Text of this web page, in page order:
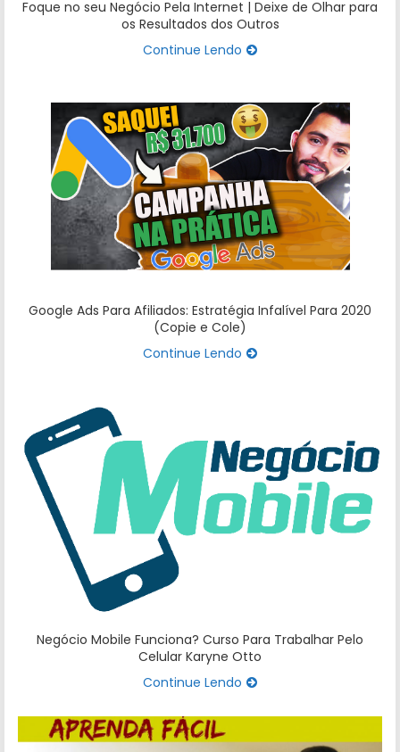
Foque no seu Negócio Pela Internet | Deixe de Olhar para
os Resultados dos Outros
Continue Lendo
Google Ads Para Afiliados: Estratégia Infalível Para 2020
(Copie e Cole)
Continue Lendo
Negócio Mobile Funciona? Curso Para Trabalhar Pelo
Celular Karyne Otto
Continue Lendo